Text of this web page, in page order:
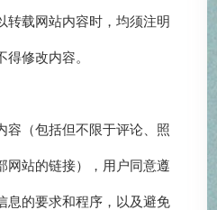
转载网站内容时，均须注明
得修改内容。
容（包括但不限于评论、照
网站的链接），用户同意遵
息的要求和程序，以及避免